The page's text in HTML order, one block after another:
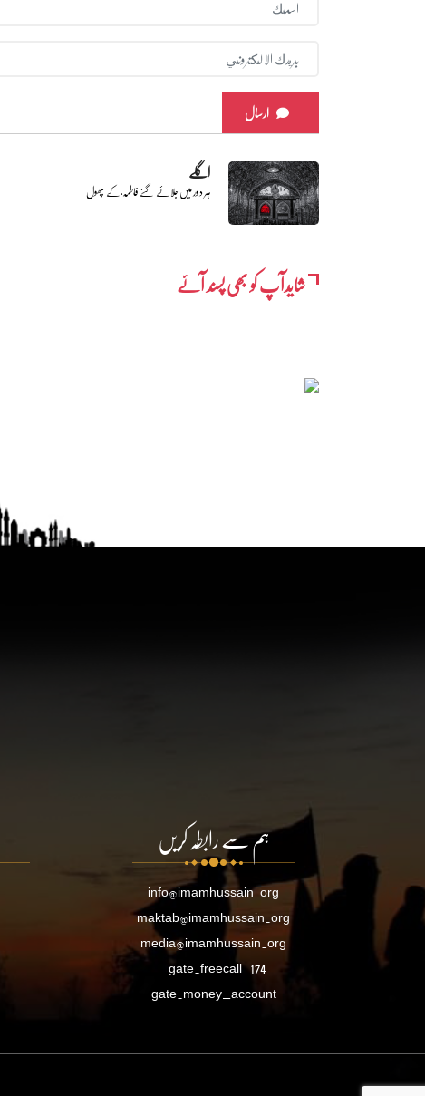
ارسال
اگلے
ہر دور میں جلائے گئے فاطمہ ؑ کے پھول
شایدآپ کو بھی پسند آئے
ہم سے رابطہ کریں
info@imamhussain.org
maktab@imamhussain.org
media@imamhussain.org
gate.freecall 174
gate.money_account